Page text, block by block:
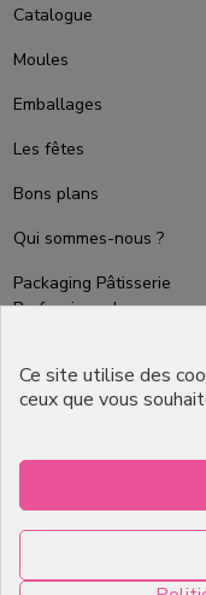
Catalogue
Moules
Emballages
Les fêtes
Bons plans
Qui sommes-nous ?
Packaging Pâtisserie
Professionnel
Emballage pour
Professionnel
7, RUE DU 19
Ce site utilise des
ceux que vous